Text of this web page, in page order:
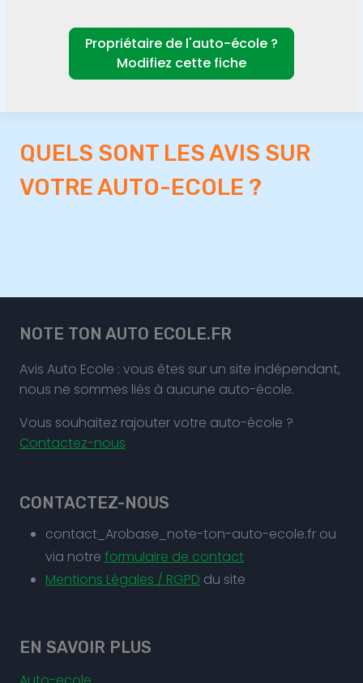
Propriétaire de l'auto-école ?
Modifiez cette fiche
QUELS SONT LES AVIS SUR
VOTRE AUTO-ECOLE ?
NOTE TON AUTO ECOLE.FR
Avis Auto Ecole : vous êtes sur un site indépendant,
nous ne sommes liés à aucune auto-école.
Vous souhaitez rajouter votre auto-école ?
Contactez-nous
CONTACTEZ-NOUS
contact_Arobase_note-ton-auto-ecole.fr ou
via notre formulaire de contact
Mentions Légales / RGPD du site
EN SAVOIR PLUS